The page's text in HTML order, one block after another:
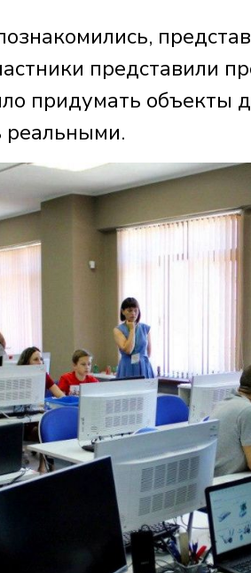
представили
придумать объекты
реальными.